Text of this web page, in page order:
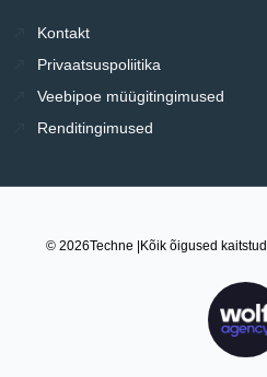
Kontakt
Privaatsuspoliitika
Veebipoe müügitingimused
Renditingimused
© 2026Techne |Kõik õigused kaitstud